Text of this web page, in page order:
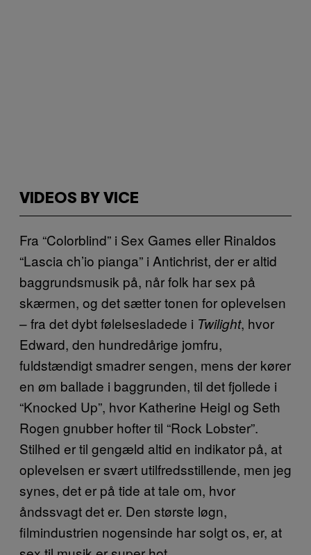
VIDEOS BY VICE
Fra “Colorblind” i Sex Games eller Rinaldos
“Lascia ch’io pianga” i Antichrist, der er altid
baggrundsmusik på, når folk har sex på
skærmen, og det sætter tonen for oplevelsen
– fra det dybt følelsesladede i Twilight, hvor
Edward, den hundredårige jomfru,
fuldstændigt smadrer sengen, mens der kører
en øm ballade i baggrunden, til det fjollede i
“Knocked Up”, hvor Katherine Heigl og Seth
Rogen gnubber hofter til “Rock Lobster”.
Stilhed er til gengæld altid en indikator på, at
oplevelsen er svært utilfredsstillende, men jeg
synes, det er på tide at tale om, hvor
åndssvagt det er. Den største løgn,
filmindustrien nogensinde har solgt os, er, at